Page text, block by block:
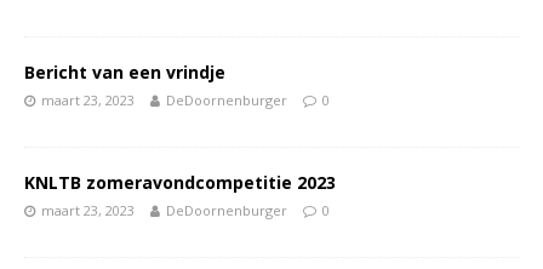
Bericht van een vrindje
maart 23, 2023 DeDoornenburger 0
KNLTB zomeravondcompetitie 2023
maart 23, 2023 DeDoornenburger 0